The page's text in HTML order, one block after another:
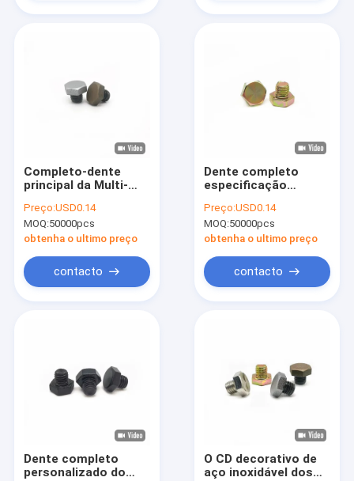
Sobre Nós
Completo-dente
principal da Multi-
hexágono decorativo
de aço inoxidável do
parafuso do CD do
Preço:USD0.14
MOQ:50000pcs
obtenha o ultimo preço
contacto
Dente completo
especificação
decorativa de aço
inoxidável do
parafuso do prego da
Preço:USD0.14
MOQ:50000pcs
obtenha o ultimo preço
contacto
Dente completo
personalizado do
O CD decorativo de
aço inoxidável dos